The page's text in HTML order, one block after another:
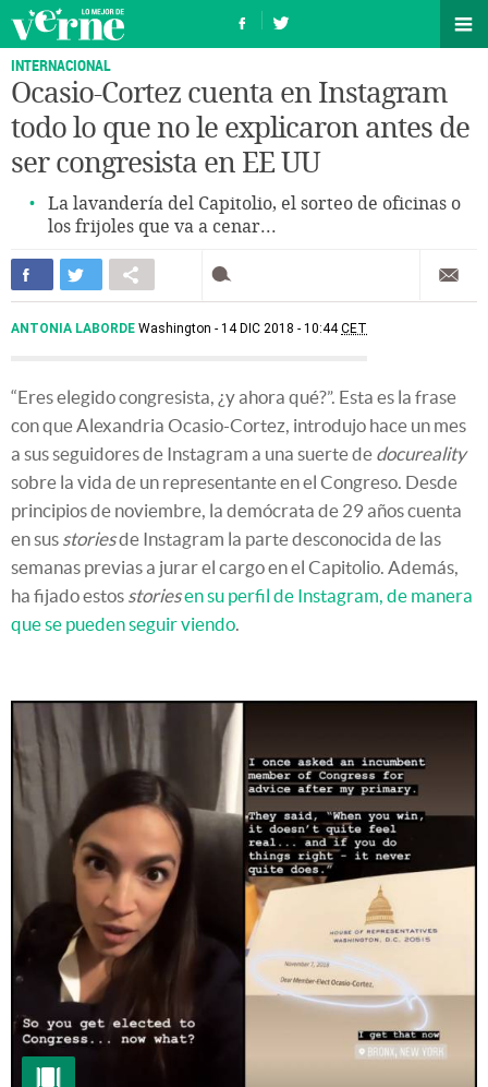
INTERNACIONAL
Ocasio-Cortez cuenta en Instagram
todo lo que no le explicaron antes de
ser congresista en EE UU
La lavandería del Capitolio, el sorteo de oficinas o
los frijoles que va a cenar...
ANTONIA LABORDE Washington 14 DIC 2018 - 10:44CET
“Eres elegido congresista, ¿y ahora qué?”. Esta es la frase
con que Alexandria Ocasio-Cortez, introdujo hace un mes
a sus seguidores de Instagram a una suerte de docureality
sobre la vida de un representante en el Congreso. Desde
principios de noviembre, la demócrata de 29 años cuenta
en sus storiesde Instagram la parte desconocida de las
semanas previas a jurar el cargo en el Capitolio. Además,
ha fijado estos storiesen su perfil de Instagram, de manera
que se pueden seguir viendo.